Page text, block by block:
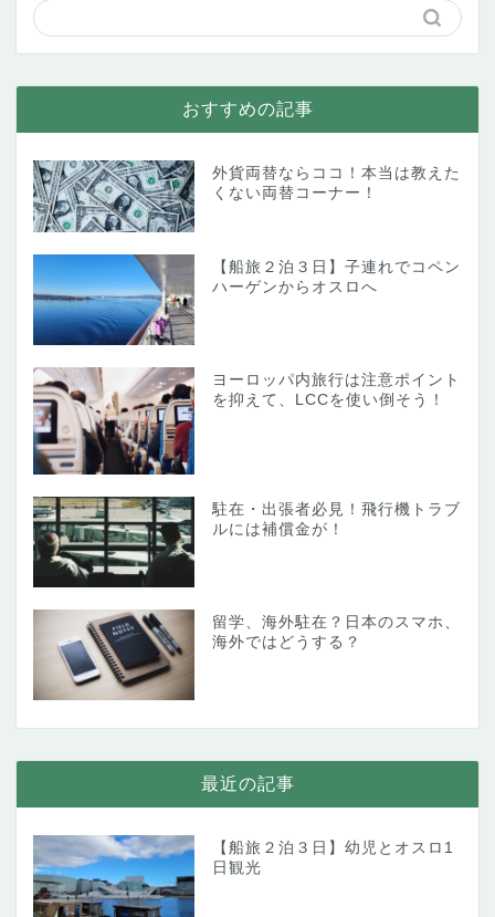
おすすめの記事
外貨両替ならココ！本当は教えた
くない両替コーナー！
【船旅２泊３日】子連れでコペン
ハーゲンからオスロへ
ヨーロッパ内旅行は注意ポイント
を抑えて、LCCを使い倒そう！
駐在・出張者必見！飛行機トラブ
ルには補償金が！
留学、海外駐在？日本のスマホ、
海外ではどうする？
最近の記事
【船旅２泊３日】幼児とオスロ1
日観光